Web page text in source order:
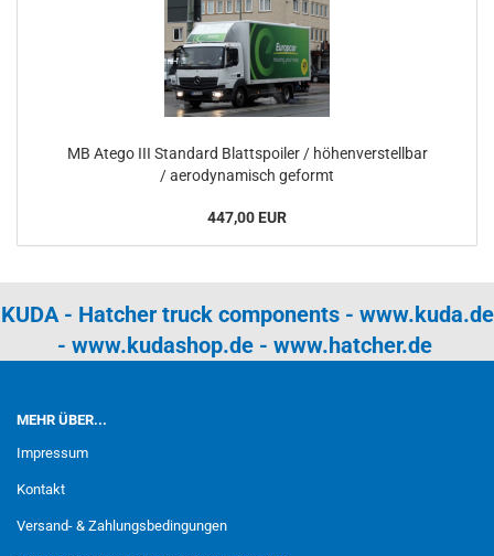
MB Atego III Standard Blattspoiler / höhenverstellbar
/ aerodynamisch geformt
447,00 EUR
KUDA - Hatcher truck components - www.kuda.de
- www.kudashop.de- www.hatcher.de
MEHR ÜBER...
Impressum
Kontakt
Versand- & Zahlungsbedingungen